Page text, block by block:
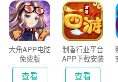
大角APP电脑
免费版
查看
制香行业平台
APP下载安装
2026
查看